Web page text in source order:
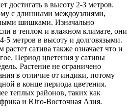
достигать в высоту 2-3 метров.
с длинными междоузлиями,
шишками. Изначально
в теплом и влажном климате, они
5 метров в высоту и долговязыми.
сатива также означает что и
Период цветения у сативы
Растение не ограничено
в отличие от индики, потому
в конце периода цветения.
теплых районов, таких как
и Юго-Восточная Азия.